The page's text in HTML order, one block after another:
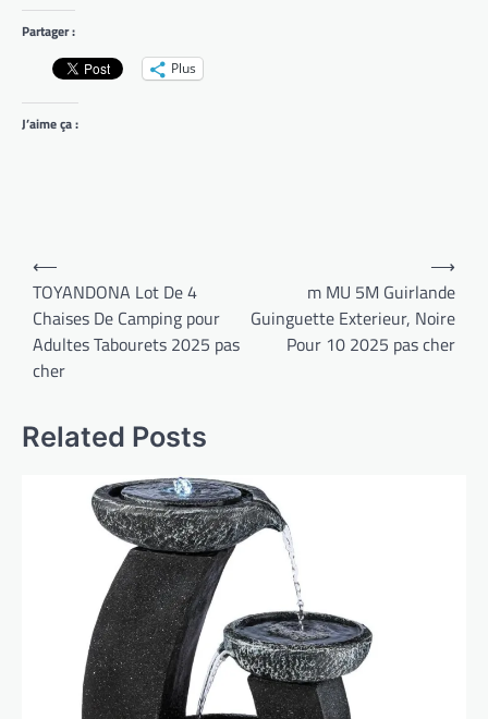
Partager :
Plus
J’aime ça :
Navigation
de
l’article
⟵
TOYANDONA Lot De 4
Chaises De Camping pour
Adultes Tabourets 2025 pas
cher
m MU 5M Guirlande
Guinguette Exterieur, Noire
Pour 10 2025 pas cher
⟶
Related Posts